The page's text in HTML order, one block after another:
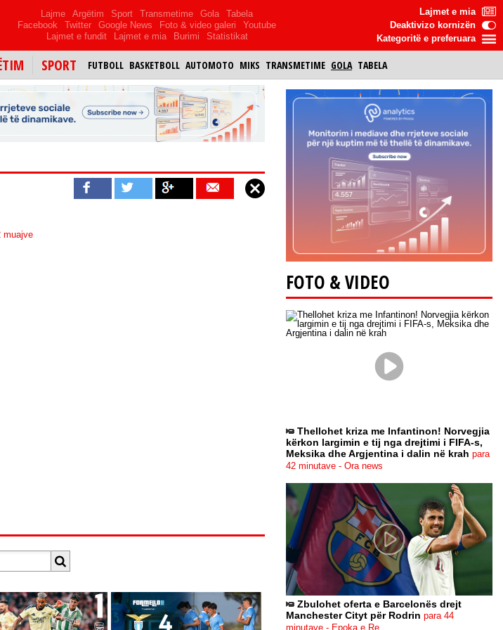
Lajme Argëtim Sport Transmetime Gola
Tabela
Facebook
Twitter Google News Foto & video galeri
Youtube
Lajmet e fundit
Lajmet e mia Burimi Statistikat
Lajmet e mia
Deaktivizo kornizën
Kategoritë e preferuara
SPORT FUTBOLL BASKETBOLL AUTOMOTO MIKS TRANSMETIME GOLA TABELA
muajve
FOTO & VIDEO
Thellohet kriza me Infantinon! Norvegjia
kërkon largimin e tij nga drejtimi i FIFA-s,
Meksika dhe Argjentina i dalin në krah para
42 minutave - Ora news
Zbulohet oferta e Barcelonës drejt
Manchester Cityt për Rodrin para 44
minutave - Epoka e Re